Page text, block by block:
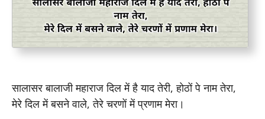
सालासर बालाजी महाराज दिल में है याद तेरी, होठों पे नाम तेरा,
मेरे दिल में बसने वाले, तेरे चरणों में प्रणाम मेरा।